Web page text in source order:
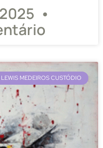
LEWIS MEDEIROS CUSTÓDIO